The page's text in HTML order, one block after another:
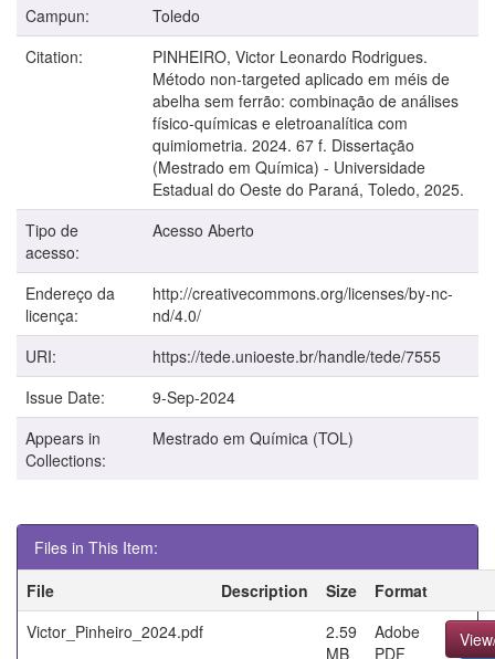
Campun:
Toledo
Citation:
PINHEIRO, Victor Leonardo Rodrigues.
Método non-targeted aplicado em méis de
abelha sem ferrão: combinação de análises
físico-químicas e eletroanalítica com
quimiometria. 2024. 67 f. Dissertação
(Mestrado em Química) - Universidade
Estadual do Oeste do Paraná, Toledo, 2025.
Tipo de
acesso:
Acesso Aberto
Endereço da
licença:
http://creativecommons.org/licenses/by-nc-
nd/4.0/
URI:
https://tede.unioeste.br/handle/tede/7555
Issue Date:
9-Sep-2024
Appears in
Collections:
Mestrado em Química (TOL)
Files in This Item:
File
Description Size
Format
Victor_Pinheiro_2024.pdf
2.59
MB
Adobe
PDF